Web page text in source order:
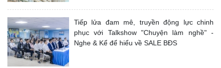
Tiếp lửa đam mê, truyền động lực chinh
phục với Talkshow "Chuyện làm nghề" -
Nghe & Kể để hiểu về SALE BĐS